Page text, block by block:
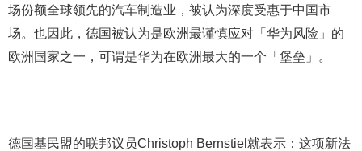
场份额全球领先的汽车制造业，被认为深度受惠于中国市
场。也因此，德国被认为是欧洲最谨慎应对「华为风险」的
欧洲国家之一，可谓是华为在欧洲最大的一个「堡垒」。
德国基民盟的联邦议员Christoph Bernstiel就表示：这项新法